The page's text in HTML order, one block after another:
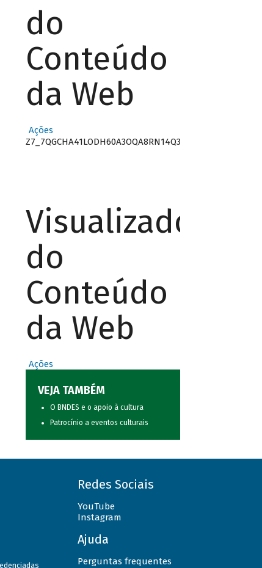
do
Conteúdo
da Web
Ações
Z7_7QGCHA41LODH60A3OQA8RN14Q3
Visualizador
do
Conteúdo
da Web
Ações
VEJA TAMBÉM
O BNDES e o apoio à cultura
Patrocínio a eventos culturais
Redes Sociais
YouTube
Instagram
Ajuda
Perguntas frequentes